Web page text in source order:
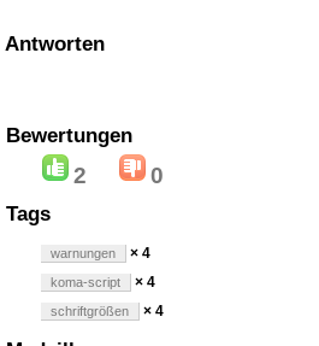
Antworten
Bewertungen
2 0
Tags
warnungen × 4
koma-script × 4
schriftgrößen × 4